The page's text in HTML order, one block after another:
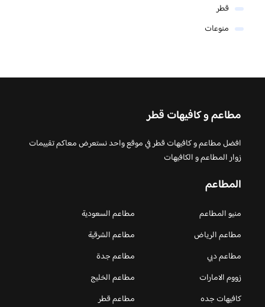
قطر
منوعات
مطاعم و كافيهات قطر
افضل مطاعم و كافيهات قطر في موقع واحد نستعرض معاكم تقييمات
زوار المطاعم و الكافيهات
المطاعم
منيو المطاعم
مطاعم السعودية
مطاعم الرياض
مطاعم الشرقية
مطاعم دبي
مطاعم جدة
زووم الامارات
مطاعم الخليج
كافيهات جده
مطاعم قطر